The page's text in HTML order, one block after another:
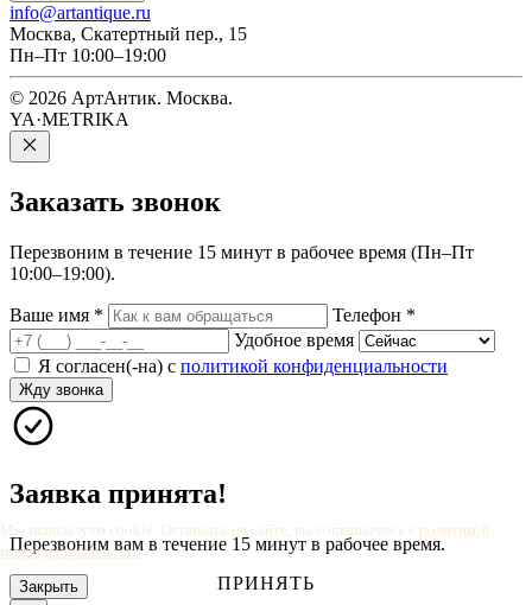
info@artantique.ru
Москва, Скатертный пер., 15
Пн–Пт 10:00–19:00
© 2026 АртАнтик. Москва.
YA·METRIKA
Заказать звонок
Перезвоним в течение 15 минут в рабочее время (Пн–Пт
10:00–19:00).
Ваше имя * Телефон *
Удобное время
Я согласен(-на) с политикой конфиденциальности
Жду звонка
Заявка принята!
Перезвоним вам в течение 15 минут в рабочее время.
Закрыть
Мы используем cookie. Оставаясь на сайте, вы соглашаетесь с политикой
конфиденциальности.
ПРИНЯТЬ